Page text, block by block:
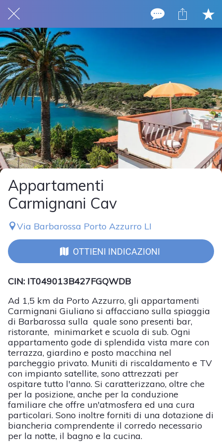
Appartamenti
Carmignani Cav
Via Barbarossa Porto Azzurro LI
OTTIENI INDICAZIONI
CIN: IT049013B427FGQWDB
Ad 1,5 km da Porto Azzurro, gli appartamenti
Carmignani Giuliano si affacciano sulla spiaggia
di Barbarossa sulla quale sono presenti bar,
ristorante, minimarket e scuola di sub. Ogni
appartamento gode di splendida vista mare con
terrazza, giardino e posto macchina nel
parcheggio privato. Muniti di riscaldamento e TV
con impianto satellite, sono attrezzati per
ospitare tutto l'anno. Si caratterizzano, oltre che
per la posizione, anche per la conduzione
familiare che offre un'atmosfera ed una cura
particolari. Sono inoltre forniti di una dotazione di
biancheria comprendente il corredo necessario
per la notte, il bagno e la cucina.